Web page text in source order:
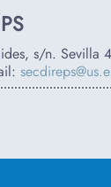
s/n. Sevilla